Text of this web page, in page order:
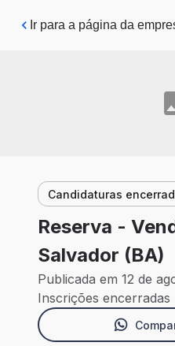
Pular para o conteúdo
Ir para a página da
Candidaturas
Reserva -
Salvador (BA)
Publicada em 12 de
Inscrições encerradas